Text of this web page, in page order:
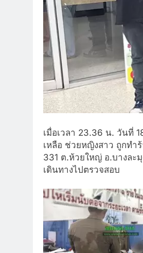
เมื่อเวลา 23.36 น. วันที่
เหลือ ช่วยหญิงสาว ถูกทำ
331 ต.ห้วยใหญ่ อ.บางละ
เดินทางไปตรวจสอบ